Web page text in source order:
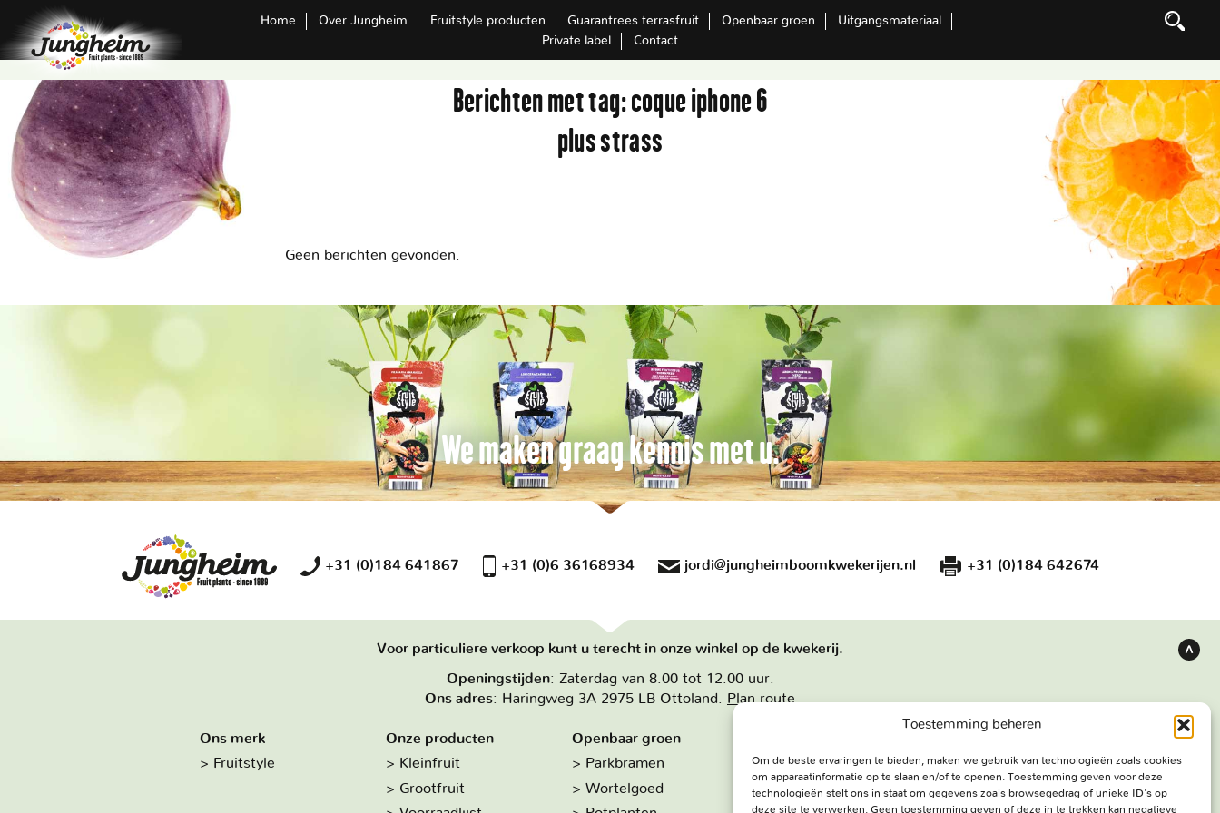
Toestemming beheren
Om de beste ervaringen te bieden, maken we gebruik van technologieën zoals cookies
om apparaatinformatie op te slaan en/of te openen. Toestemming geven voor deze
technologieën stelt ons in staat om gegevens zoals browsegedrag of unieke ID's op
deze site te verwerken. Geen toestemming geven of deze in te trekken kan negatieve
Home Over Jungheim Fruitstyle producten Guarantrees terrasfruit Openbaar groen
Uitgangsmateriaal
Private label
Contact
Berichten met tag:coque iphone 6
plus strass
Geen berichten gevonden.
We maken graag kennis met u.
+31 (0)184 641867 +31 (0)6 36168934 jordi@jungheimboomkwekerijen.nl +31 (0)184 642674
Voor particuliere verkoop kunt u terecht in onze winkel op de kwekerij.
Openingstijden: Zaterdag van 8.00 tot 12.00 uur.
Ons adres: Haringweg 3A 2975 LB Ottoland. Plan route
Ons merk
Fruitstyle
Onze producten
Kleinfruit
Grootfruit
Openbaar groen
Parkbramen
Wortelgoed
Hoe we werken
De kwekerij
Haringweg 3A
2975 LB Ottoland
boven